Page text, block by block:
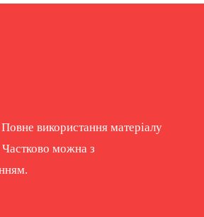
використання матеріалу
можна з